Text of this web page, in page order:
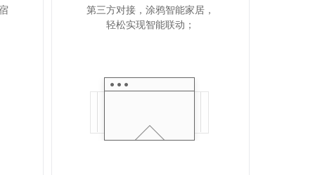
第三方对接，涂鸦智能家居，
轻松实现智能联动；